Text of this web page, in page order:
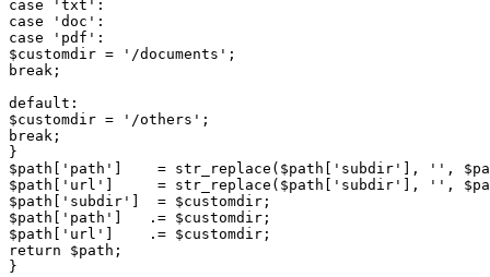
case 'txt':
case 'doc':
case 'pdf':
$customdir = '/documents';
break;
default:
$customdir = '/others';
break;
}
$path['path']    = str_replace($path['subdir'], '',
$path['url']     = str_replace($path['subdir'], '',
$path['subdir']  = $customdir;
$path['path']   .= $customdir;
$path['url']    .= $customdir;
return $path;
}